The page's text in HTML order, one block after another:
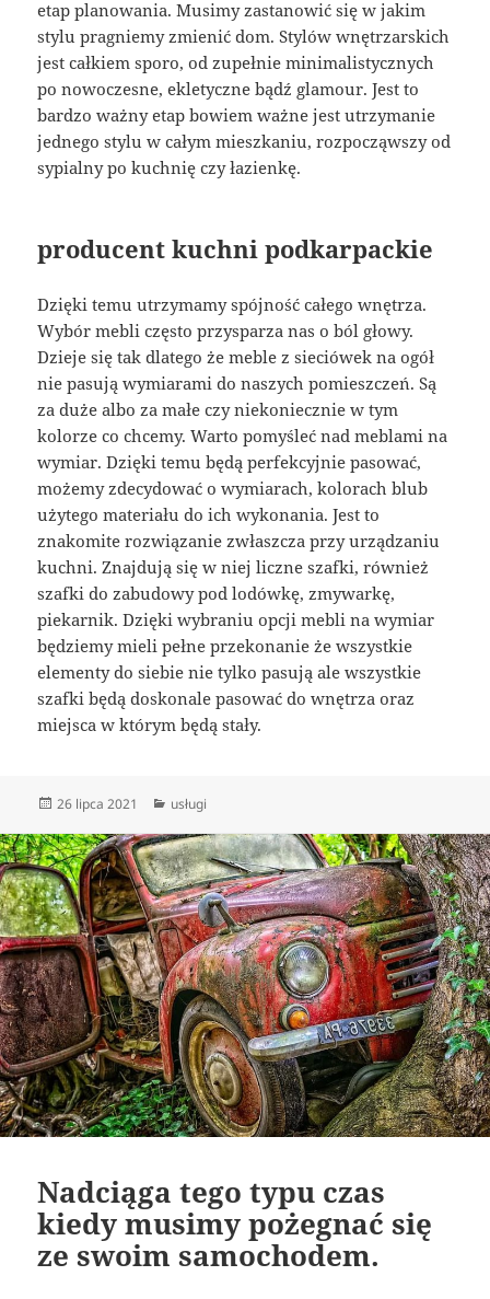
etap planowania. Musimy zastanowić się w jakim
stylu pragniemy zmienić dom. Stylów wnętrzarskich
jest całkiem sporo, od zupełnie minimalistycznych
po nowoczesne, ekletyczne bądź glamour. Jest to
bardzo ważny etap bowiem ważne jest utrzymanie
jednego stylu w całym mieszkaniu, rozpocząwszy od
sypialny po kuchnię czy łazienkę.
producent kuchni podkarpackie
Dzięki temu utrzymamy spójność całego wnętrza.
Wybór mebli często przysparza nas o ból głowy.
Dzieje się tak dlatego że meble z sieciówek na ogół
nie pasują wymiarami do naszych pomieszczeń. Są
za duże albo za małe czy niekoniecznie w tym
kolorze co chcemy. Warto pomyśleć nad meblami na
wymiar. Dzięki temu będą perfekcyjnie pasować,
możemy zdecydować o wymiarach, kolorach blub
użytego materiału do ich wykonania. Jest to
znakomite rozwiązanie zwłaszcza przy urządzaniu
kuchni. Znajdują się w niej liczne szafki, również
szafki do zabudowy pod lodówkę, zmywarkę,
piekarnik. Dzięki wybraniu opcji mebli na wymiar
będziemy mieli pełne przekonanie że wszystkie
elementy do siebie nie tylko pasują ale wszystkie
szafki będą doskonale pasować do wnętrza oraz
miejsca w którym będą stały.
Data
26 lipca 2021 Kategorie
usługi
Nadciąga tego typu czas
kiedy musimy pożegnać się
ze swoim samochodem.